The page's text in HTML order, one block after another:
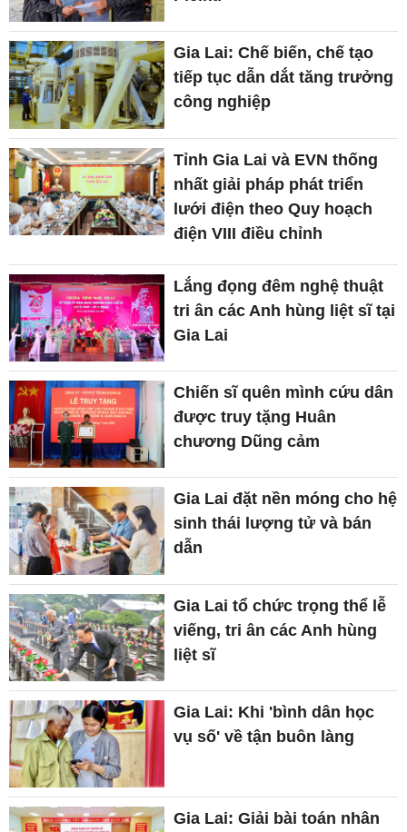
Gia Lai: Chế biến, chế tạo
tiếp tục dẫn dắt tăng trưởng
công nghiệp
Tỉnh Gia Lai và EVN thống
nhất giải pháp phát triển
lưới điện theo Quy hoạch
điện VIII điều chỉnh
Lắng đọng đêm nghệ thuật
tri ân các Anh hùng liệt sĩ tại
Gia Lai
Chiến sĩ quên mình cứu dân
được truy tặng Huân
chương Dũng cảm
Gia Lai đặt nền móng cho hệ
sinh thái lượng tử và bán
dẫn
Gia Lai tổ chức trọng thể lễ
viếng, tri ân các Anh hùng
liệt sĩ
Gia Lai: Khi 'bình dân học
vụ số' về tận buôn làng
Gia Lai: Giải bài toán nhân